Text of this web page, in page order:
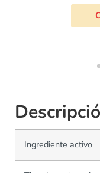
Ingrediente activo